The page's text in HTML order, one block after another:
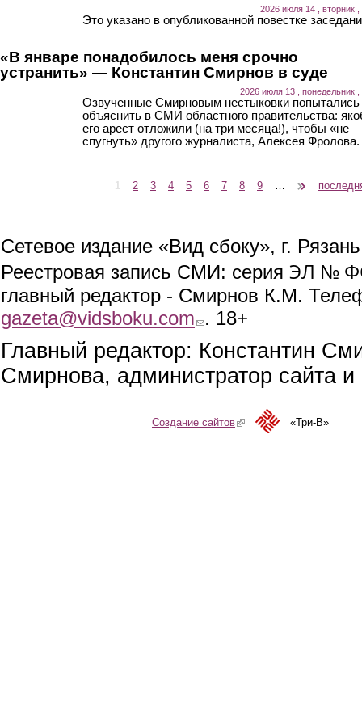
2026 июля 14 , вторник ,
Это указано в опубликованной повестке
«В январе понадобилось меня срочно
устранить» — Константин Смирнов в суде
2026 июля 13 , понедельник ,
Озвученные Смирновым нестыковки попытались
объяснить в СМИ областного правительства:
его арест отложили (на три месяца!), чтобы «не
спугнуть» другого журналиста, Алексея Фролова.
1 2 3 4 5 6 7 8 9
Сетевое издание «Вид сбоку», г.
Реестровая запись СМИ: серия ЭЛ №
главный редактор - Смирнов К.М.
gazeta@vidsboku.com (link sends e-mail)
. 18+
Главный редактор: Константин
Смирнова, администратор сайта
Создание сайтов(link is external)«Три-В»